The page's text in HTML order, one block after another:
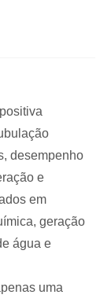
desempenho
e
em
geração
água e
uma